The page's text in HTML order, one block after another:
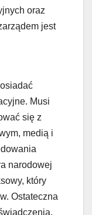
oraz
jest
Musi
się z
medią i
narodowej
który
Ostateczna